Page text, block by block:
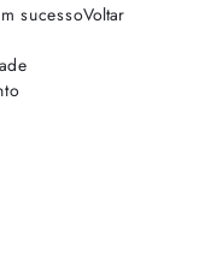
sucessoVoltar